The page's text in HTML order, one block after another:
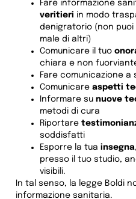
Fare informazione
veritieri in modo
denigratorio (non
male di altri)
Comunicare il tuo
chiara e non
Fare comunicazione a
Comunicare aspetti
Informare su nuove
metodi di cura
Riportare
soddisfatti
Esporre la tua insegna
presso il tuo studio,
visibili.
In tal senso, la legge Boldi
informazione sanitaria.